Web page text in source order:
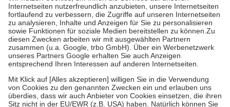
Kosten der Leistung zu entrichten.
Diese Regeln gelten grundsätzlich auch für Online-Apotheken.
Bei Heilmitteln und häuslicher Krankenpflege beträgt die
Zuzahlung zehn Prozent der Kosten sowie zehn Euro je
Verordnung.
Um das Engagement der Versicherten für ihre eigene Gesundheit zu
stärken und die besondere Stellung der Familie zu unterstützen,
fallenkeine Zuzahlungenan bei:
• Kindern und Jugendlichen bis zum vollendeten 18. Lebensjahr
mit Ausnahme der Fahrkosten